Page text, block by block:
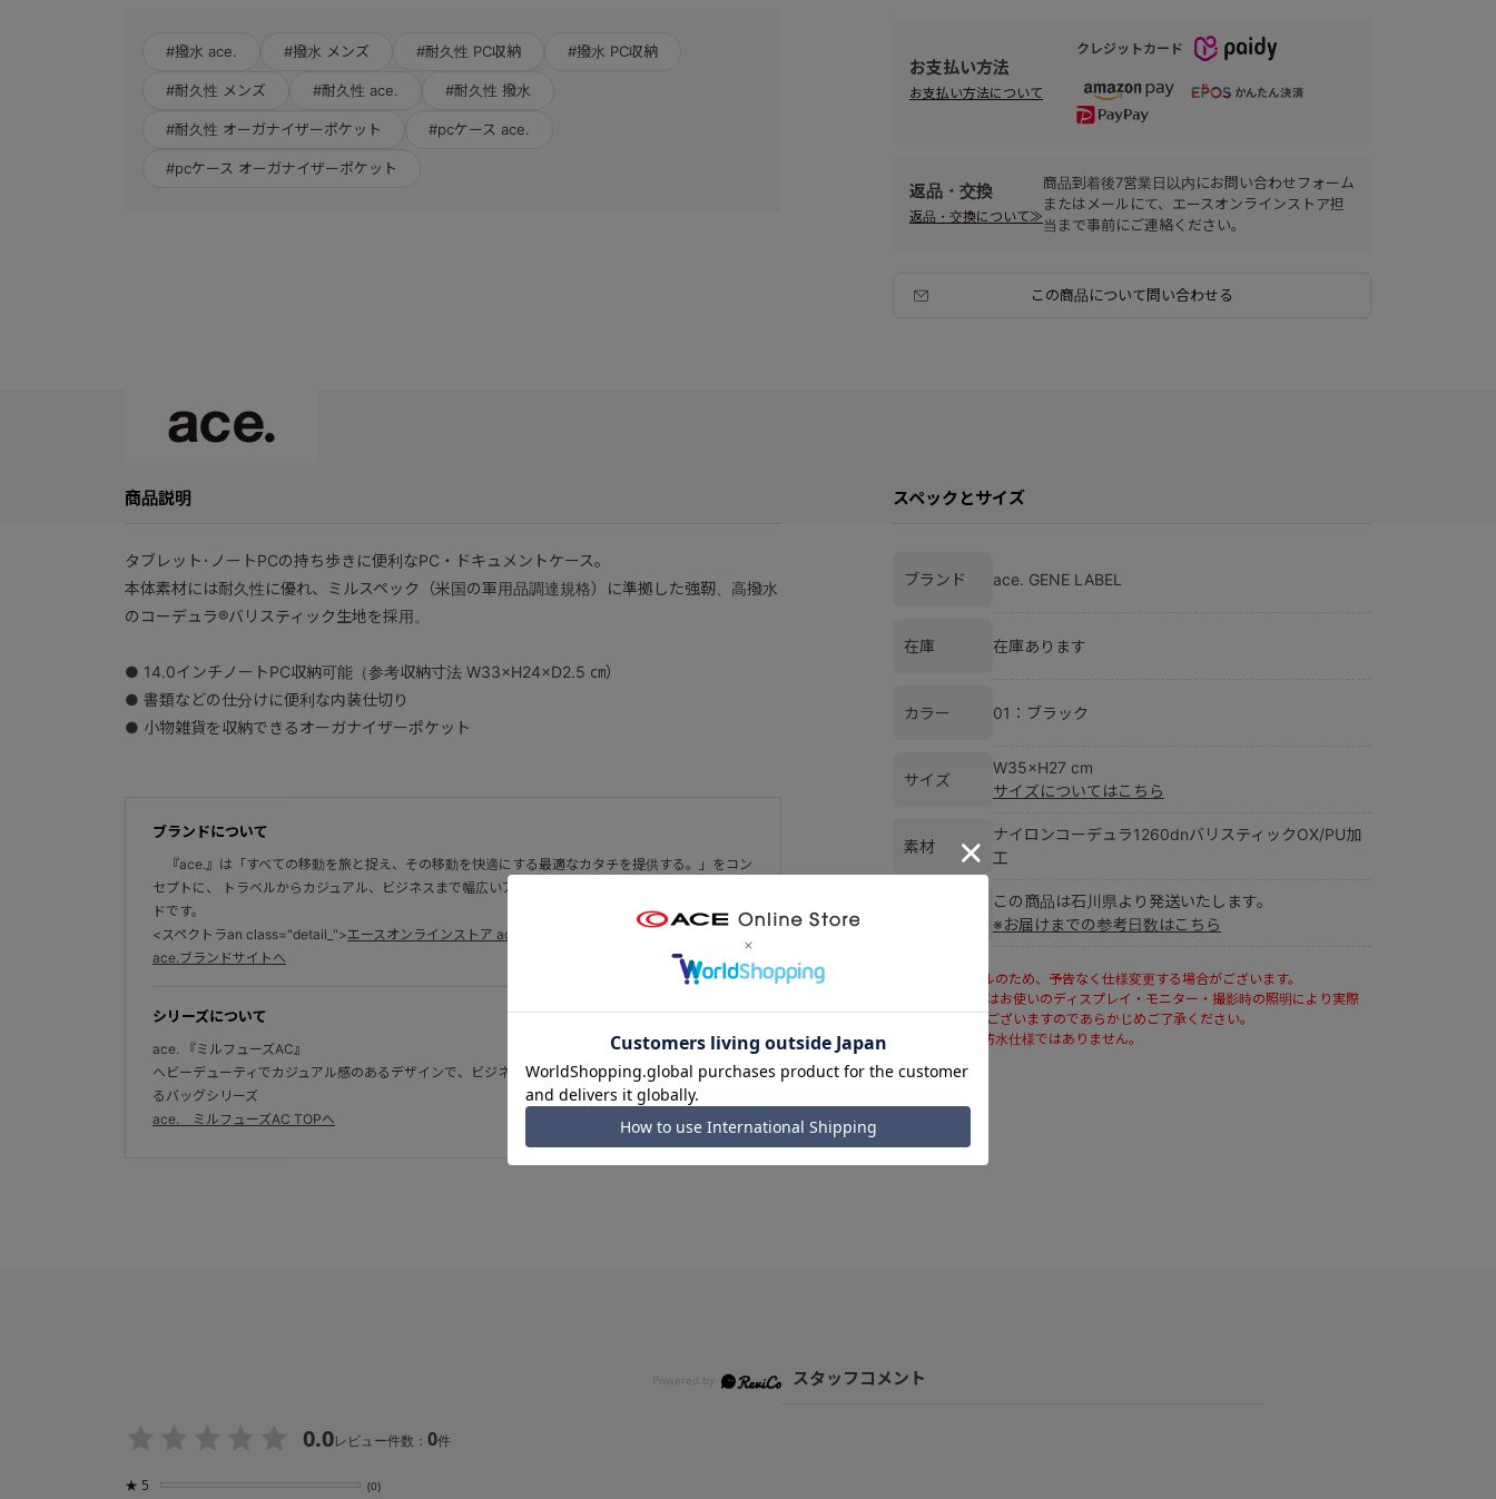
#撥水 ace. #撥水 メンズ #耐久性 PC収納 #撥水 PC収納
#耐久性 メンズ #耐久性 ace. #耐久性 撥水
#耐久性 オーガナイザーポケット #pcケース ace.
#pcケース オーガナイザーポケット
この商品について問い合わせる
返品・交換
返品・交換について≫
商品到着後7営業日以内にお問い合わせフォーム
またはメールにて、エースオンラインストア担
当まで事前にご連絡ください。
お支払い方法
お支払い方法について
クレジットカード
商品説明
タブレット･ノートPCの持ち歩きに便利なPC・ドキュメントケース。
本体素材には耐久性に優れ、ミルスペック（米国の軍用品調達規格）に準拠した強靭、高撥水
のコーデュラ®バリスティック生地を採用。
● 14.0インチノートPC収納可能（参考収納寸法 W33×H24×D2.5 ㎝）
● 書類などの仕分けに便利な内装仕切り
● 小物雑貨を収納できるオーガナイザーポケット
ブランドについて
『ace.』は「すべての移動を旅と捉え、その移動を快適にする最適なカタチを提供する。」をコン
セプトに、 トラベルからカジュアル、ビジネスまで幅広いアイテムを扱うバッグ＆ラゲージブラン
ドです。
<スペクトラan class="detail_">エースオンラインストア ace. トップへ
ace.ブランドサイトへ
シリーズについて
ace. 『ミルフューズAC』
ヘビーデューティでカジュアル感のあるデザインで、ビジネスシーンからカジュアルシーンまで使え
るバッグシリーズ
ace. ミルフューズAC TOPへ
スペックとサイズ
ブランド ace. GENE LABEL
この商品は石川県より発送いたします。
※お届けまでの参考日数はこちら
カラー 01：ブラック
在庫 在庫あります
サイズ
W35×H27 cm
サイズについてはこちら
素材
ナイロンコーデュラ1260dnバリスティックOX/PU加
工
※画像はサンプルのため、予告なく仕様変更する場合がございます。
また、商品の色はお使いのディスプレイ・モニター・撮影時の照明により実際
と異なる場合がございますのであらかじめご了承ください。
※本商品は完全防水仕様ではありません。
0.0レビュー件数： 0件
★ 5 (0)
スタッフコメント